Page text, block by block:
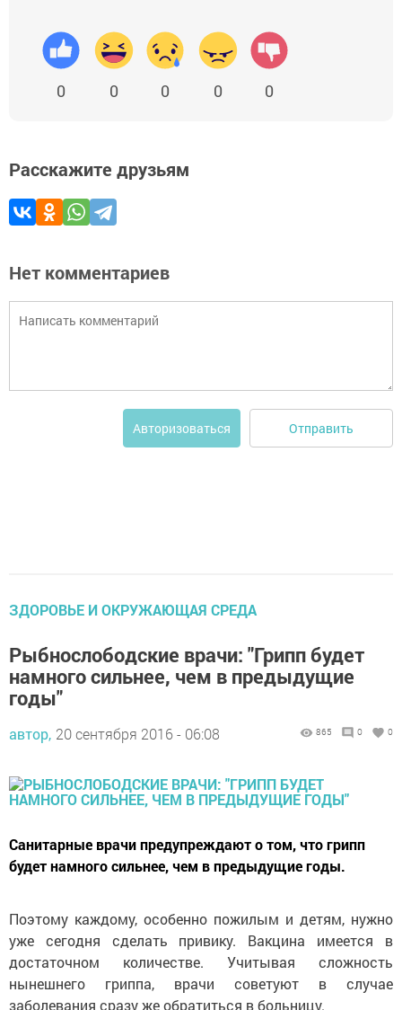
0 0 0 0 0
Расскажите друзьям
Нет комментариев
Авторизоваться Отправить
ЗДОРОВЬЕ И ОКРУЖАЮЩАЯ СРЕДА
Рыбнослободские врачи: "Грипп будет
намного сильнее, чем в предыдущие
годы"
автор, 20 сентября 2016 - 06:08 865 0 0
Санитарные врачи предупреждают о том, что грипп
будет намного сильнее, чем в предыдущие годы.
Поэтому каждому, особенно пожилым и детям, нужно
уже сегодня сделать привику. Вакцина имеется в
достаточном количестве. Учитывая сложность
нынешнего гриппа, врачи советуют в случае
заболевания сразу же обратиться в больницу.